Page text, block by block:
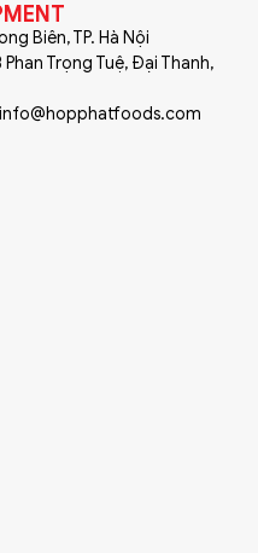
Biên, TP. Hà Nội
Trọng Tuệ, Đại Thanh,
info@hopphatfoods.com